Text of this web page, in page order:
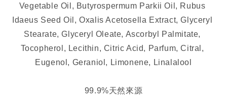
Vegetable Oil, Butyrospermum Parkii Oil, Rubus
Idaeus Seed Oil, Oxalis Acetosella Extract, Glyceryl
Stearate, Glyceryl Oleate, Ascorbyl Palmitate,
Tocopherol, Lecithin, Citric Acid, Parfum, Citral,
Eugenol, Geraniol, Limonene, Linalalool
99.9%天然來源